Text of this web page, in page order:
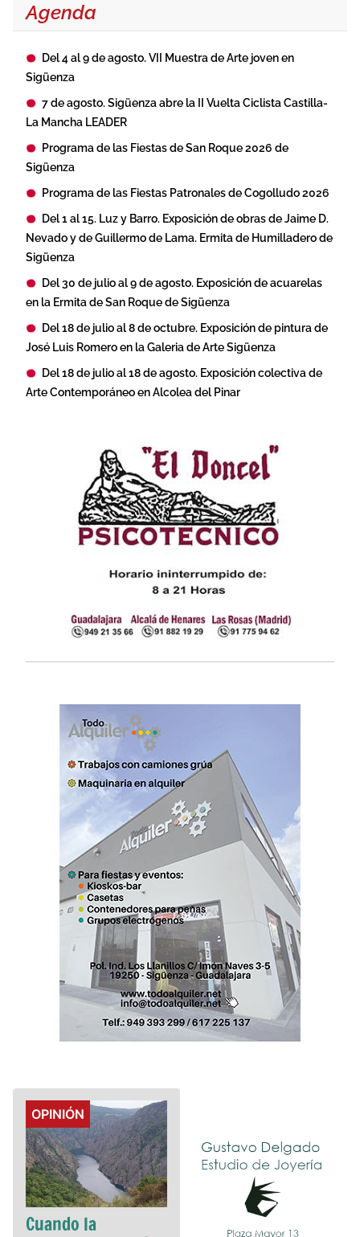
Details
OPINIÓN
Cuando la
Agenda
Del 4 al 9 de agosto. VII Muestra de Arte joven en
Sigüenza
7 de agosto. Sigüenza abre la II Vuelta Ciclista Castilla-
La Mancha LEADER
Programa de las Fiestas de San Roque 2026 de
Sigüenza
Programa de las Fiestas Patronales de Cogolludo 2026
Del 1 al 15. Luz y Barro. Exposición de obras de Jaime D.
Nevado y de Guillermo de Lama. Ermita de Humilladero de
Sigüenza
Del 30 de julio al 9 de agosto. Exposición de acuarelas
en la Ermita de San Roque de Sigüenza
Del 18 de julio al 8 de octubre. Exposición de pintura de
José Luis Romero en la Galeria de Arte Sigüenza
Del 18 de julio al 18 de agosto. Exposición colectiva de
Arte Contemporáneo en Alcolea del Pinar